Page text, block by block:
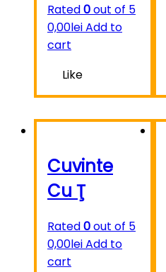
Rated0out of 5
0,00leiAdd to
cart
Like
Cuvinte
Cu Ţ
Rated0out of 5
0,00leiAdd to
cart